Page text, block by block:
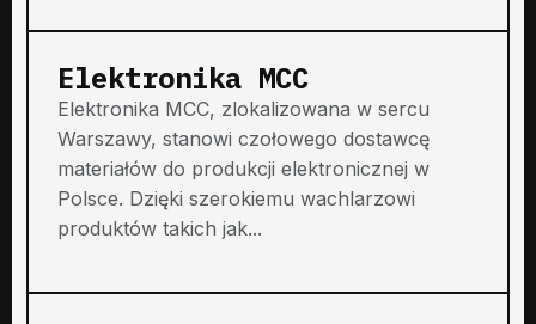
Elektronika MCC
Elektronika MCC, zlokalizowana w sercu
Warszawy, stanowi czołowego dostawcę
materiałów do produkcji elektronicznej w
Polsce. Dzięki szerokiemu wachlarzowi
produktów takich jak...